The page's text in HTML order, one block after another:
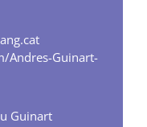
Andres-Guinart-
Guinart